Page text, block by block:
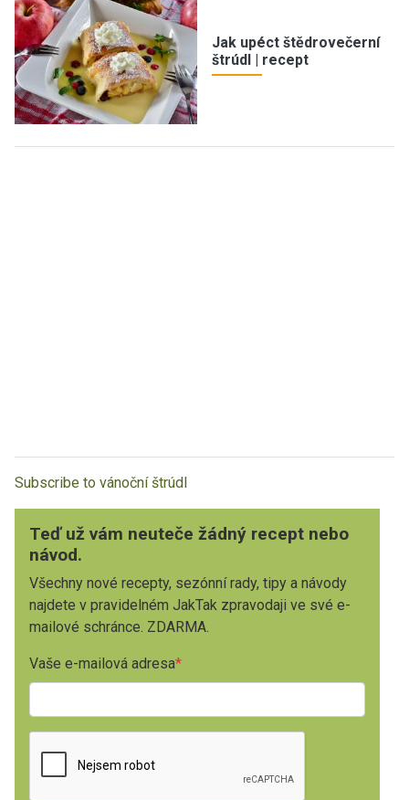
Jak upéct štědrovečerní
štrúdl | recept
Subscribe to vánoční štrúdl
Teď už vám neuteče žádný recept nebo
návod.
Všechny nové recepty, sezónní rady, tipy a návody
najdete v pravidelném JakTak zpravodaji ve své e-
mailové schránce. ZDARMA.
Vaše e-mailová adresa